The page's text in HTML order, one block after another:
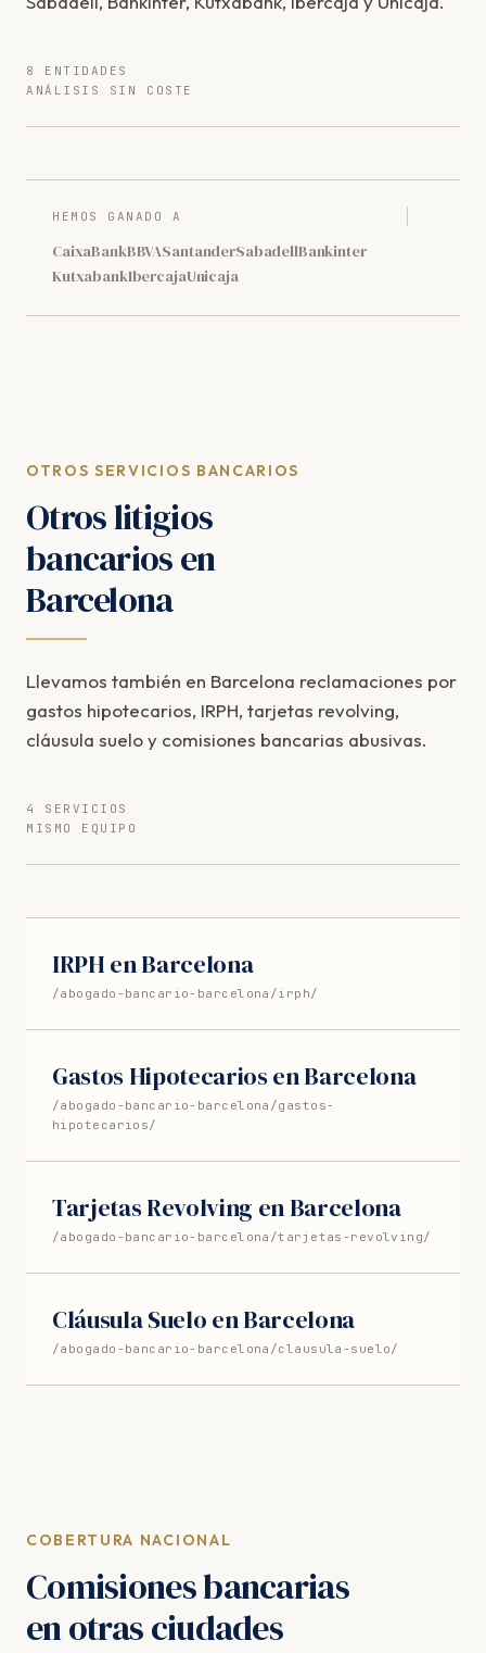
8 ENTIDADES
ANÁLISIS SIN COSTE
HEMOS GANADO A
CaixaBankBBVASantanderSabadellBankinter
KutxabankIbercajaUnicaja
OTROS SERVICIOS BANCARIOS
Otros litigios
bancarios en
Barcelona
Llevamos también en Barcelona reclamaciones por
gastos hipotecarios, IRPH, tarjetas revolving,
cláusula suelo y comisiones bancarias abusivas.
4 SERVICIOS
MISMO EQUIPO
IRPH en Barcelona
/abogado-bancario-barcelona/irph/
Gastos Hipotecarios en Barcelona
/abogado-bancario-barcelona/gastos-
hipotecarios/
Tarjetas Revolving en Barcelona
/abogado-bancario-barcelona/tarjetas-revolving/
Cláusula Suelo en Barcelona
/abogado-bancario-barcelona/clausula-suelo/
COBERTURA NACIONAL
Comisiones bancarias
en otras ciudades